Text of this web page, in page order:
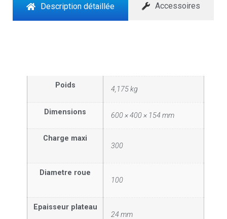
Description détaillée Accessoires
Poids 4,175 kg
Dimensions 600 × 400 × 154 mm
Charge maxi
300
Diametre roue
100
Epaisseur plateau
24 mm